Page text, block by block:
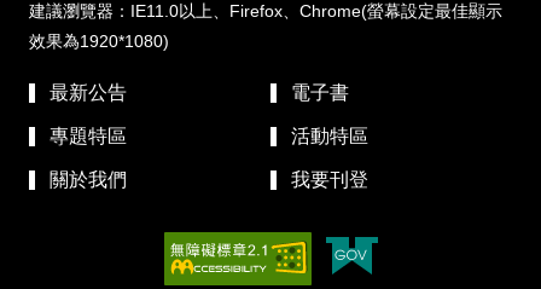
建議瀏覽器：IE11.0以上、Firefox、Chrome(螢幕設定最佳顯示
效果為1920*1080)
最新公告 電子書
專題特區 活動特區
關於我們 我要刊登